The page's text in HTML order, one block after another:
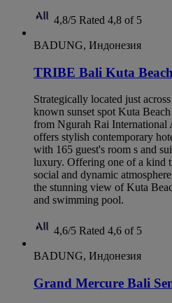
4,8/5 Rated 4,8 of 5
BADUNG, Индонезия
TRIBE Bali Kuta Beach
Strategically located just
known sunset spot Kuta
from Ngurah Rai
offers stylish contemporary
with 165 guest's room s and
luxury. Offering one of a kind
social and dynamic
the stunning view of Kuta
and swimming pool.
4,6/5 Rated 4,6 of 5
BADUNG, Индонезия
Grand Mercure Bali